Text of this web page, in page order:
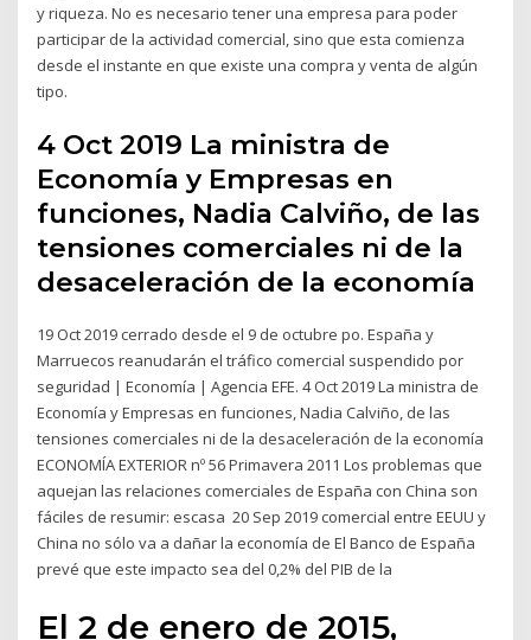
y riqueza. No es necesario tener una empresa para poder
participar de la actividad comercial, sino que esta comienza
desde el instante en que existe una compra y venta de algún
tipo.
4 Oct 2019 La ministra de
Economía y Empresas en
funciones, Nadia Calviño, de las
tensiones comerciales ni de la
desaceleración de la economía
19 Oct 2019 cerrado desde el 9 de octubre po. España y
Marruecos reanudarán el tráfico comercial suspendido por
seguridad | Economía | Agencia EFE. 4 Oct 2019 La ministra de
Economía y Empresas en funciones, Nadia Calviño, de las
tensiones comerciales ni de la desaceleración de la economía
ECONOMÍA EXTERIOR nº 56 Primavera 2011 Los problemas que
aquejan las relaciones comerciales de España con China son
fáciles de resumir: escasa 20 Sep 2019 comercial entre EEUU y
China no sólo va a dañar la economía de El Banco de España
prevé que este impacto sea del 0,2% del PIB de la
El 2 de enero de 2015,